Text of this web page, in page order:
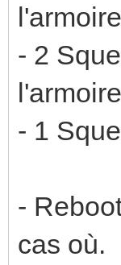
- 2
- 1
-
cas où.